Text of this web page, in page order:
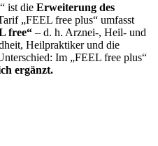
“ ist die Erweiterung des
„FEEL free plus“ umfasst
free“ – d. h. Arznei-, Heil- und
Heilpraktiker und die
Im „FEEL free plus“
ergänzt.